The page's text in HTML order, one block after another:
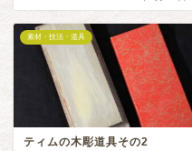
素材・技法・道具
ティムの木彫道具その2